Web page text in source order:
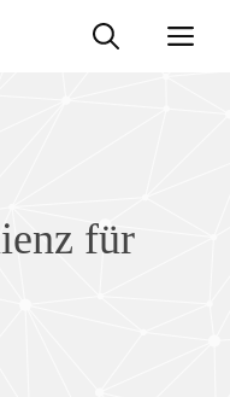
für